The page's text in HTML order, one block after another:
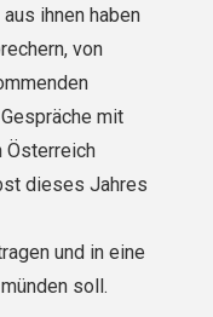
ihnen haben
von
mit
Österreich
dieses Jahres
und in eine
soll.